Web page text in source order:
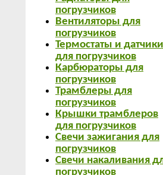
погрузчиков
Вентиляторы для
погрузчиков
Термостаты и датчики
для погрузчиков
Карбюраторы для
погрузчиков
Трамблеры для
погрузчиков
Крышки трамблеров
для погрузчиков
Свечи зажигания для
погрузчиков
Свечи накаливания
погрузчиков